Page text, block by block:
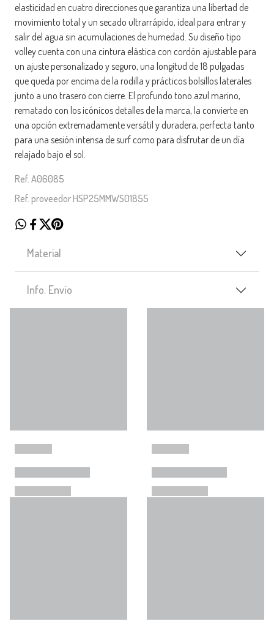
elasticidad en cuatro direcciones que garantiza una libertad de
movimiento total y un secado ultrarrápido, ideal para entrar y
salir del agua sin acumulaciones de humedad. Su diseño tipo
volley cuenta con una cintura elástica con cordón ajustable para
un ajuste personalizado y seguro, una longitud de 18 pulgadas
que queda por encima de la rodilla y prácticos bolsillos laterales
junto a uno trasero con cierre. El profundo tono azul marino,
rematado con los icónicos detalles de la marca, la convierte en
una opción extremadamente versátil y duradera, perfecta tanto
para una sesión intensa de surf como para disfrutar de un día
relajado bajo el sol.
Ref. A06085
Ref. proveedor HSP25MMWS01855
Material
Info. Envío